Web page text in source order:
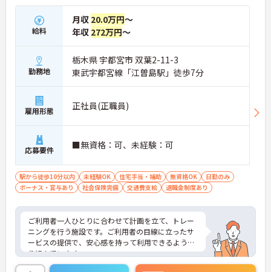
給料
月収 20.0万円～
年収 272万円～
勤務地
栃木県 宇都宮市 双葉2-11-3
東武宇都宮線「江曽島駅」徒歩7分
雇用形態 正社員(正職員)
応募要件 ■無資格：可、未経験：可
駅から徒歩10分以内 未経験OK 住宅手当・補助 無資格OK
日勤のみ
ボーナス・賞与あり
社会保険完備 交通費支給 退職金制度あり
ご利用者一人ひとりに合わせて計画を立て、トレー
ニングを行う施設です。ご利用者の目線に立ったサ
ービスの提供で、安心感を持って利用できるよう取
り組んでいます。
最寄駅から徒歩7分の立地です。賞与が2.0ヶ月分支